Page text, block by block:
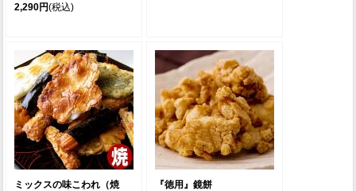
2,290円(税込)
ミックスの味こわれ（焼
『徳用』鏡餅